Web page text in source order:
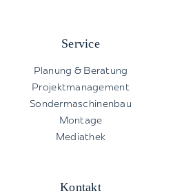
Service
Planung & Beratung
Projektmanagement
Sondermaschinenbau
Montage
Mediathek
Kontakt